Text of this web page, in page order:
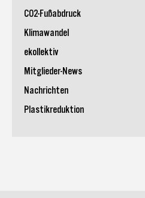
CO2-Fußabdruck
Klimawandel
ekollektiv
Mitglieder-News
Nachrichten
Plastikreduktion